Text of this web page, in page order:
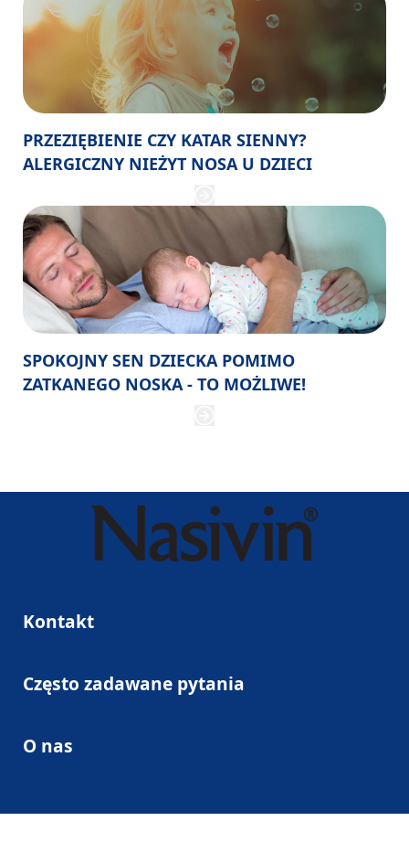
PRZEZIĘBIENIE CZY KATAR SIENNY?
ALERGICZNY NIEŻYT NOSA U DZIECI
SPOKOJNY SEN DZIECKA POMIMO
ZATKANEGO NOSKA - TO MOŻLIWE!
Kontakt
Często zadawane pytania
O nas